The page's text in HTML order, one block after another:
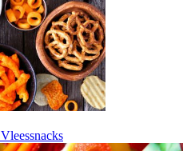
Vleessnacks